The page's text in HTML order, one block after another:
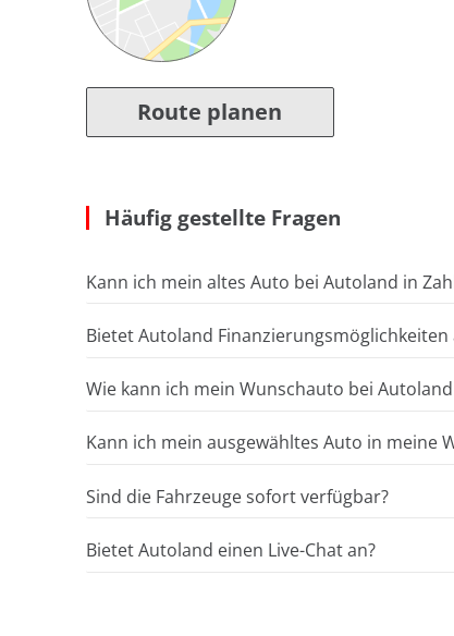
Route planen
Häufig gestellte Fragen
Kann ich mein altes Auto bei Autoland in
Bietet Autoland Finanzierungsmöglichkeiten
Wie kann ich mein Wunschauto bei
Kann ich mein ausgewähltes Auto in meine
Sind die Fahrzeuge sofort verfügbar?
Bietet Autoland einen Live-Chat an?